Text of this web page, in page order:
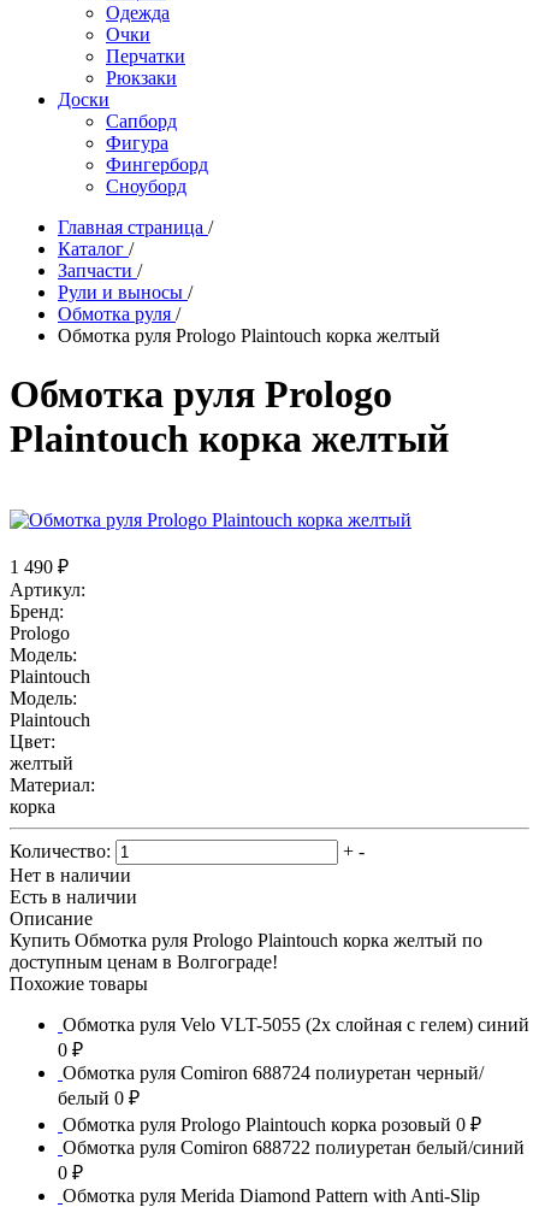
Одежда
Очки
Перчатки
Рюкзаки
Доски
Сапборд
Фигура
Фингерборд
Сноуборд
Главная страница /
Каталог /
Запчасти /
Рули и выносы /
Обмотка руля /
Обмотка руля Prologo Plaintouch корка желтый
Обмотка руля Prologo
Plaintouch корка желтый
1 490 ₽
Артикул:
Бренд:
Prologo
Модель:
Plaintouch
Модель:
Plaintouch
Цвет:
желтый
Материал:
корка
Количество: + -
Нет в наличии
Есть в наличии
Описание
Купить Обмотка руля Prologo Plaintouch корка желтый по
доступным ценам в Волгограде!
Похожие товары
Обмотка руля Velo VLT-5055 (2х слойная с гелем) синий
0 ₽
Обмотка руля Comiron 688724 полиуретан черный/
белый 0 ₽
Обмотка руля Prologo Plaintouch корка розовый 0 ₽
Обмотка руля Comiron 688722 полиуретан белый/синий
0 ₽
Обмотка руля Merida Diamond Pattern with Anti-Slip